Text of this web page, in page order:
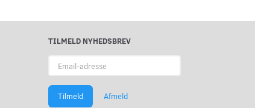
TILMELD NYHEDSBREV
adresse
Tilmeld Afmeld